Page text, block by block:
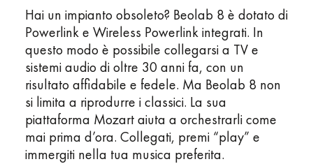
Hai un impianto obsoleto? Beolab 8 è dotato di
Powerlink e Wireless Powerlink integrati. In
questo modo è possibile collegarsi a TV e
sistemi audio di oltre 30 anni fa, con un
risultato affidabile e fedele. Ma Beolab 8 non
si limita a riprodurre i classici. La sua
piattaforma Mozart aiuta a orchestrarli come
mai prima d’ora. Collegati, premi “play” e
immergiti nella tua musica preferita.